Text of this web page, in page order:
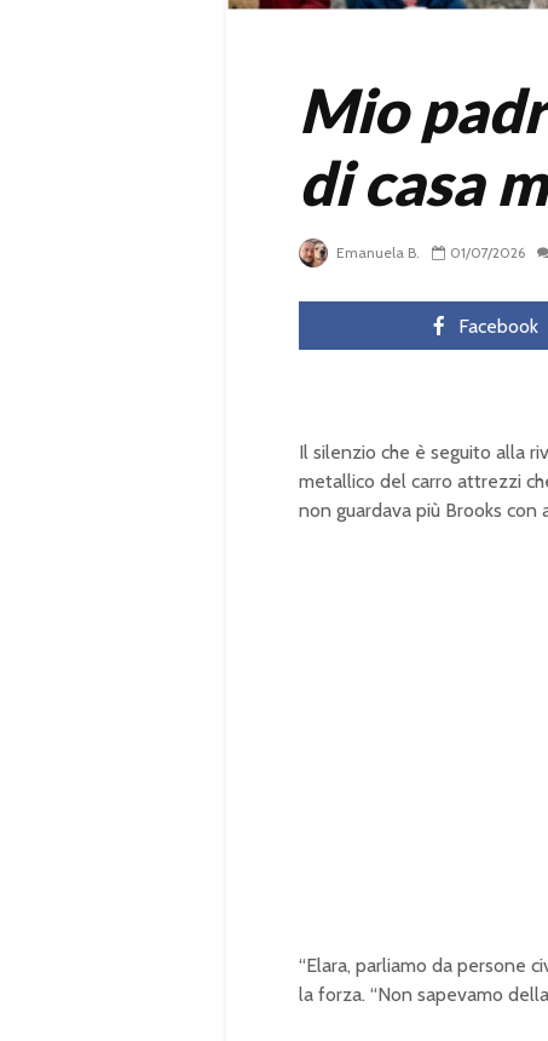
Mio
di casa
Emanuela B. 01/07/2026
Facebook
Il silenzio che è seguito alla
metallico del carro attrezzi
non guardava più Brooks con
“Elara, parliamo da persone
la forza. “Non sapevamo